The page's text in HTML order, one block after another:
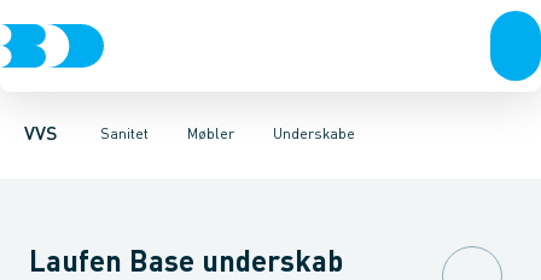
VVS Sanitet
Rør & fittingsPressfittings & rørKuglehaner & ventiler
Møbler
Toiletter, sæder og cisterner VaskeArmaturer
Underskabe
Møbelsæt & pakkerUnderskabeHøjskabe
Laufen Base underskab